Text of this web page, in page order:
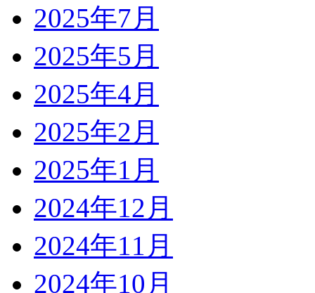
2025年7月
2025年5月
2025年4月
2025年2月
2025年1月
2024年12月
2024年11月
2024年10月